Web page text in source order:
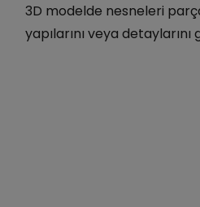
3D modelde nesneleri
yapılarını veya